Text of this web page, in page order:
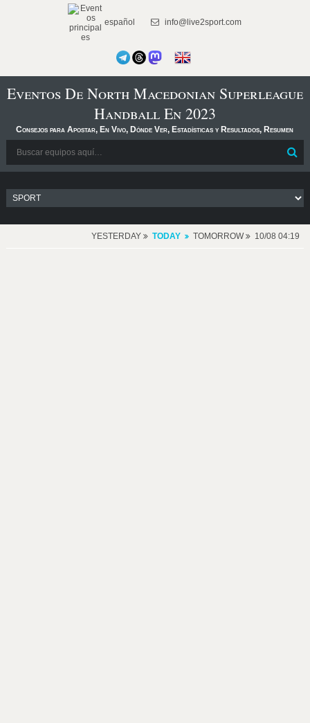
español info@live2sport.com
Eventos De North Macedonian Superleague
Handball En 2023
Consejos para Apostar, En Vivo, Dónde Ver, Estadísticas y Resultados, Resumen
YESTERDAY TODAY TOMORROW 10/08 04:19